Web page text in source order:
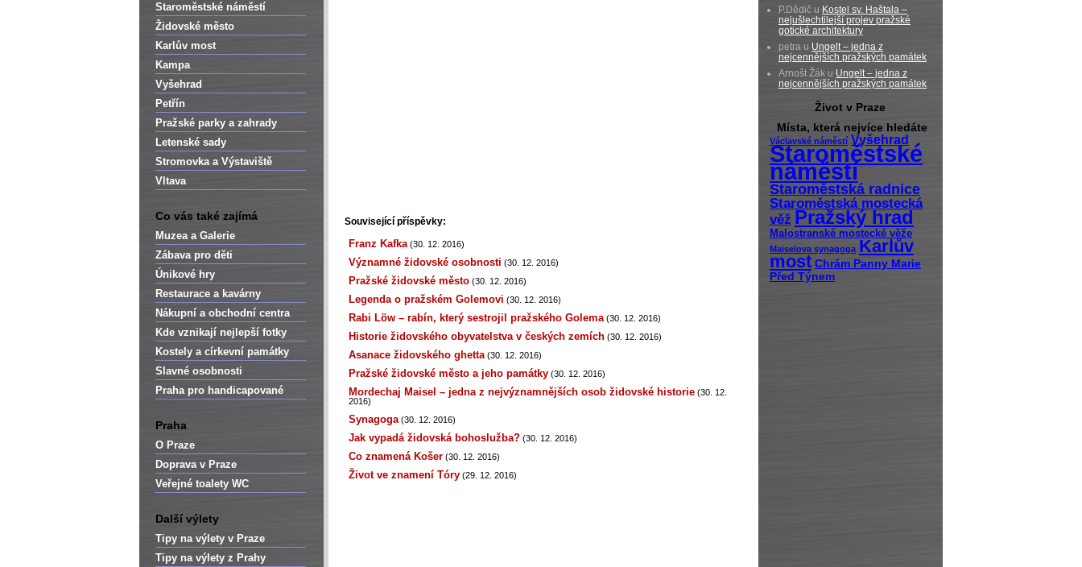
Staroměstské náměstí
Židovské město
Karlův most
Kampa
Vyšehrad
Petřín
Pražské parky a zahrady
Letenské sady
Stromovka a Výstaviště
Vltava
Co vás také zajímá
Muzea a Galerie
Zábava pro děti
Únikové hry
Restaurace a kavárny
Nákupní a obchodní centra
Kde vznikají nejlepší fotky
Kostely a církevní památky
Slavné osobnosti
Praha pro handicapované
Praha
O Praze
Doprava v Praze
Veřejné toalety WC
Další výlety
Tipy na výlety v Praze
Tipy na výlety z Prahy
Související příspěvky:
Franz Kafka (30. 12. 2016)
Významné židovské osobnosti (30. 12. 2016)
Pražské židovské město (30. 12. 2016)
Legenda o pražském Golemovi (30. 12. 2016)
Rabi Löw – rabín, který sestrojil pražského Golema (30. 12. 2016)
Historie židovského obyvatelstva v českých zemích (30. 12. 2016)
Asanace židovského ghetta (30. 12. 2016)
Pražské židovské město a jeho památky (30. 12. 2016)
Mordechaj Maisel – jedna z nejvýznamnějších osob židovské historie (30. 12.
2016)
Synagoga (30. 12. 2016)
Jak vypadá židovská bohoslužba? (30. 12. 2016)
Co znamená Košer (30. 12. 2016)
Život ve znamení Tóry (29. 12. 2016)
P.Dědič u Kostel sv. Haštala –
nejušlechtilejší projev pražské
gotické architektury
petra u Ungelt – jedna z
nejcennějších pražských památek
Arnošt Žák u Ungelt – jedna z
nejcennějších pražských památek
Život v Praze
Místa, která nejvíce hledáte
Václavské náměstí Vyšehrad
Staroměstské
náměstí
Staroměstská radnice
Staroměstská mostecká
věž Pražský hrad
Malostranské mostecké věže
Maiselova synagoga Karlův
most Chrám Panny Marie
Před Týnem